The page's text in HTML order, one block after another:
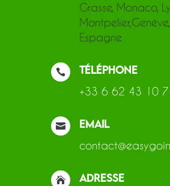
Grasse, Monaco,
Espagne

Téléphone
+33 6 62 43 10

Email

Adresse